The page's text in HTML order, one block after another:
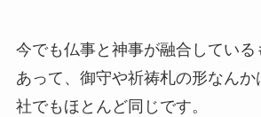
今でも仏事と神事が融合している
あって、御守や祈祷札の形なんか
社でもほとんど同じです。